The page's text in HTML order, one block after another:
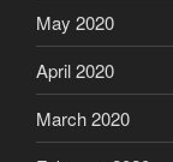
May 2020
April 2020
March 2020